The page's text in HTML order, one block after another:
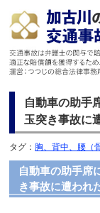
自動車の助手
玉突き事故に
タグ： 胸、背中、腰（
自動車の助手席
き事故に遭われ